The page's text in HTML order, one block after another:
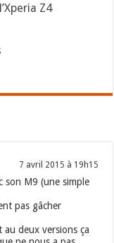
Z4
7 avril 2015 à 19h15
son M9 (une simple
pas gâcher
au deux versions ça